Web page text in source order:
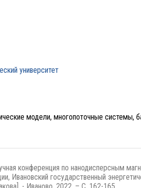
университет
модели, многопоточные системы,
конференция по нанодисперсным
Ивановский государственный